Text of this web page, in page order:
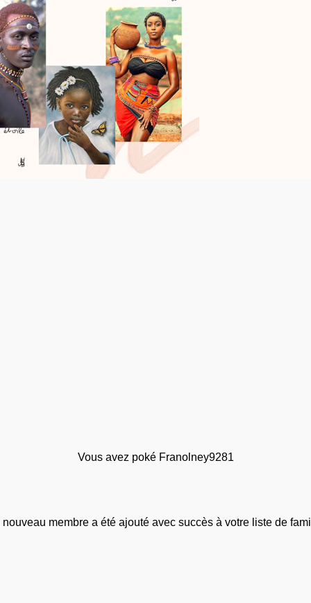
Vous avez poké Franolney9281
nouveau membre a été ajouté avec succès à votre liste de